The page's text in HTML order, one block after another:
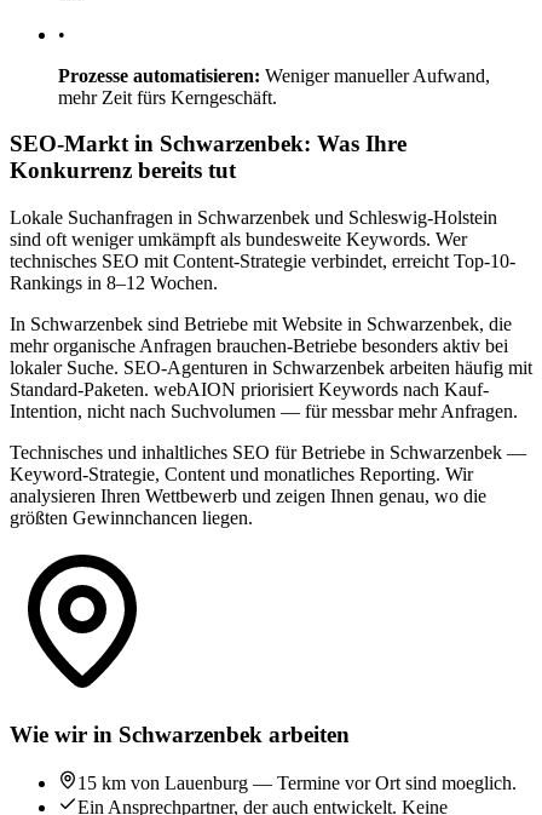
•
Prozesse automatisieren: Weniger manueller Aufwand,
mehr Zeit fürs Kerngeschäft.
SEO-Markt in Schwarzenbek: Was Ihre
Konkurrenz bereits tut
Lokale Suchanfragen in Schwarzenbek und Schleswig-Holstein
sind oft weniger umkämpft als bundesweite Keywords. Wer
technisches SEO mit Content-Strategie verbindet, erreicht Top-10-
Rankings in 8–12 Wochen.
In Schwarzenbek sind Betriebe mit Website in Schwarzenbek, die
mehr organische Anfragen brauchen-Betriebe besonders aktiv bei
lokaler Suche. SEO-Agenturen in Schwarzenbek arbeiten häufig mit
Standard-Paketen. webAION priorisiert Keywords nach Kauf-
Intention, nicht nach Suchvolumen — für messbar mehr Anfragen.
Technisches und inhaltliches SEO für Betriebe in Schwarzenbek —
Keyword-Strategie, Content und monatliches Reporting. Wir
analysieren Ihren Wettbewerb und zeigen Ihnen genau, wo die
größten Gewinnchancen liegen.
Wie wir in Schwarzenbek arbeiten
15 km von Lauenburg — Termine vor Ort sind moeglich.
Ein Ansprechpartner, der auch entwickelt. Keine